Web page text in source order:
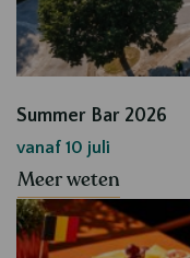
Summer Bar 2026
vanaf 10 juli
Meer weten